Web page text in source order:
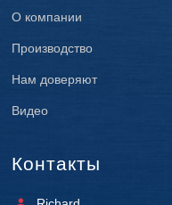
О компании
Производство
Нам доверяют
Видео
Контакты